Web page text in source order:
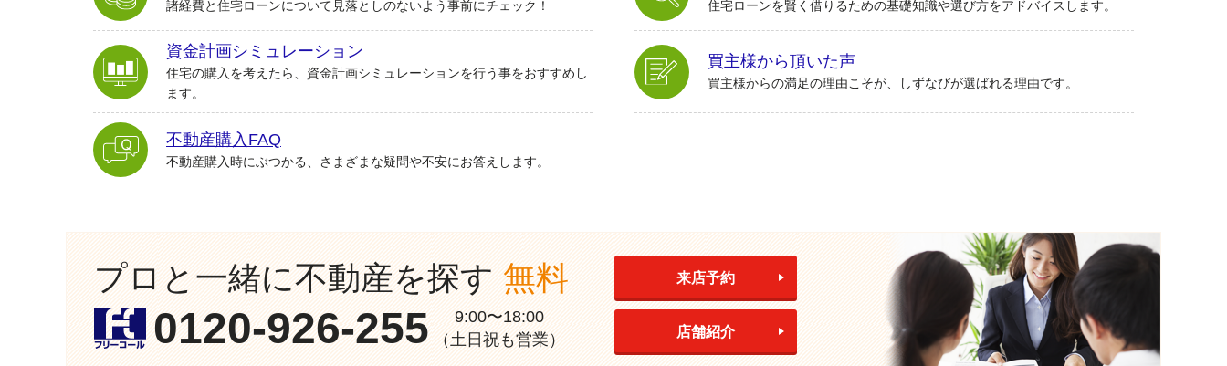
諸経費と住宅ローンについて見落としのないよう事前にチェック！ 住宅ローンを賢く借りるための基礎知識や選び方をアドバイスします。
資金計画シミュレーション
住宅の購入を考えたら、資金計画シミュレーションを行う事をおすすめし
ます。
買主様から頂いた声
買主様からの満足の理由こそが、しずなびが選ばれる理由です。
不動産購入FAQ
不動産購入時にぶつかる、さまざまな疑問や不安にお答えします。
プロと一緒に不動産を探す 無料
0120-926-255
9:00〜18:00
（土日祝も営業）
来店予約
店舗紹介